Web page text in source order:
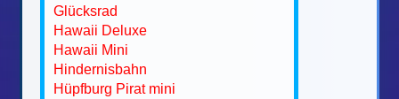
Glücksrad
Hawaii Deluxe
Hawaii Mini
Hindernisbahn
Hüpfburg Pirat mini